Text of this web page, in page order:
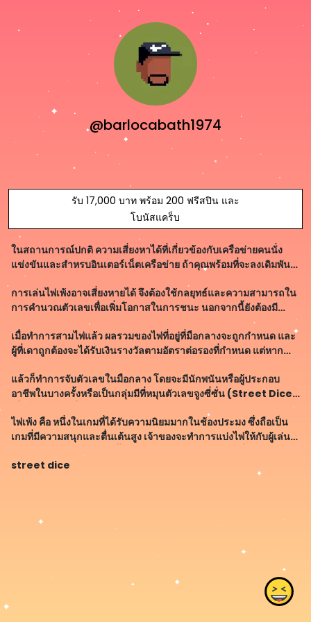
@barlocabath1974
รับ 17,000 บาท พร้อม 200 ฟรีสปิน และ
โบนัสแคร็บ
ในสถานการณ์ปกติ ความเสี่ยงหาได้ที่เกี่ยวข้องกับเครือข่ายคนนั่ง
แข่งขันและสำหรบอินเตอร์เน็ตเครือข่าย ถ้าคุณพร้อมที่จะลงเดิมพันที่
ร้านเดิมพันของคุณเอง สถานการณ์จะเป็นแบบภายใน มีการทายผล
ของการหมุนไพ่ในวง
การเล่นไพ่เพ้งอาจเสี่ยงหายได้ จึงต้องใช้กลยุทธ์และความสามารถใน
การคำนวณตัวเลขเพื่อเพิ่มโอกาสในการชนะ นอกจากนี้ยังต้องมี
สติสัมปชัญญะในการวางเดิมพันอีกด้วย เพราะหากไม่ระมัดระวังอาจ
กระทบสถานการณ์ของผู้เล่
เมื่อทำการสามไพ่แล้ว ผลรวมของไพ่ที่อยู่ที่มือกลางจะถูกกำหนด และ
ผู้ที่เดาถูกต้องจะได้รับเงินรางวัลตามอัตราต่อรองที่กำหนด แต่หาก
ทายผิดก็จะสูญเสียเงินเดิมพัน
แล้วก็ทำการจับตัวเลขในมือกลาง โดยจะมีนักพนันหรือผู้ประกอบ
อาชีพในบางครั้งหรือเป็นกลุ่มมีที่หมุนตัวเลขจูงซี่ซั่น (Street Dice)
เพื่อสร้างความตื่นเต้นให้กับผู้เข้าร่วมสนุก การหมุนจะถูกนับเฉพาะคู่
โดยจะมี
ไพ่เพ้ง คือ หนึ่งในเกมที่ได้รับความนิยมมากในช้องประมง ซึ่งถือเป็น
เกมที่มีความสนุกและตื่นเต้นสูง เจ้าของจะทำการแบ่งไพ่ให้กับผู้เล่น
ตนมี
street dice